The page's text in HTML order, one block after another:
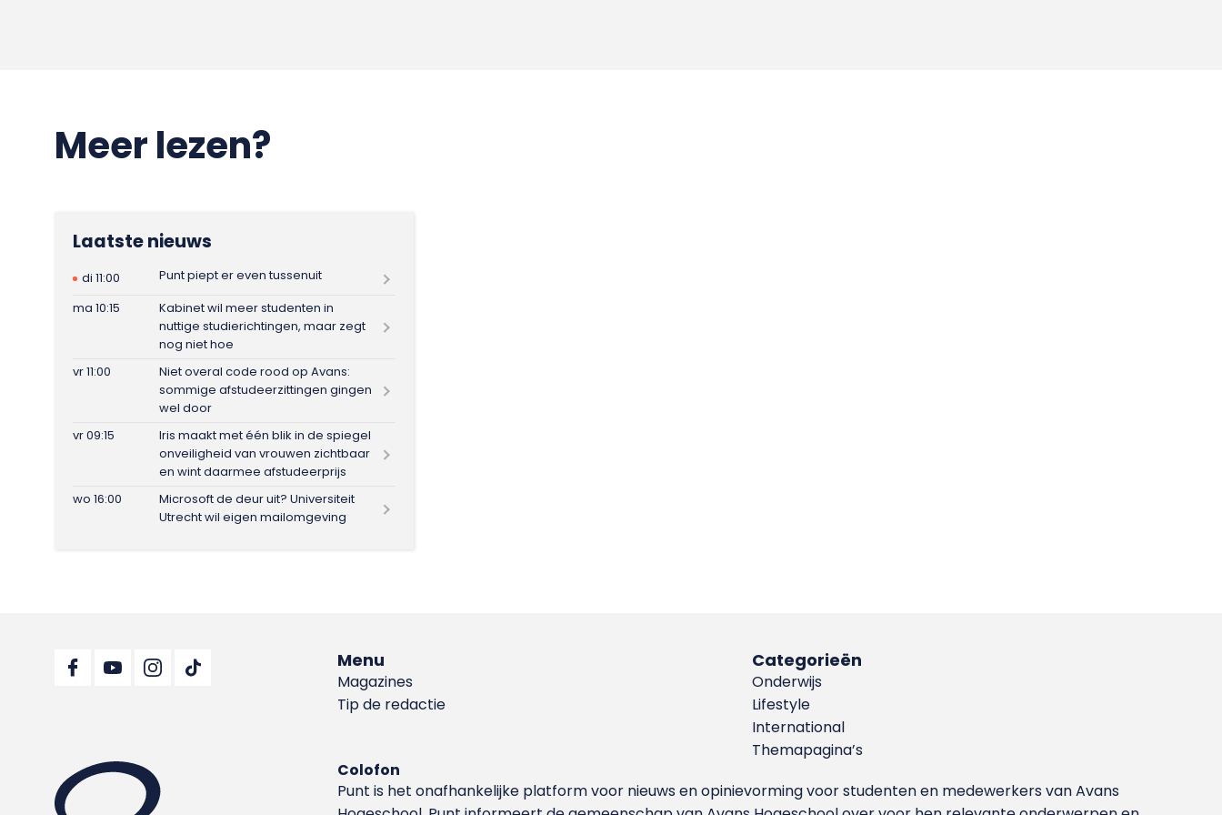
Meer lezen?
Laatste nieuws
di 11:00
Punt piept er even tussenuit
ma 10:15
Kabinet wil meer studenten in
nuttige studierichtingen, maar zegt
nog niet hoe
vr 11:00
Niet overal code rood op Avans:
sommige afstudeerzittingen gingen
wel door
vr 09:15
Iris maakt met één blik in de spiegel
onveiligheid van vrouwen zichtbaar
en wint daarmee afstudeerprijs
wo 16:00
Microsoft de deur uit? Universiteit
Utrecht wil eigen mailomgeving
Menu
Magazines
Tip de redactie
Categorieën
Onderwijs
Lifestyle
International
Themapagina’s
Colofon
Punt is het onafhankelijke platform voor nieuws en opinievorming voor studenten en medewerkers van Avans